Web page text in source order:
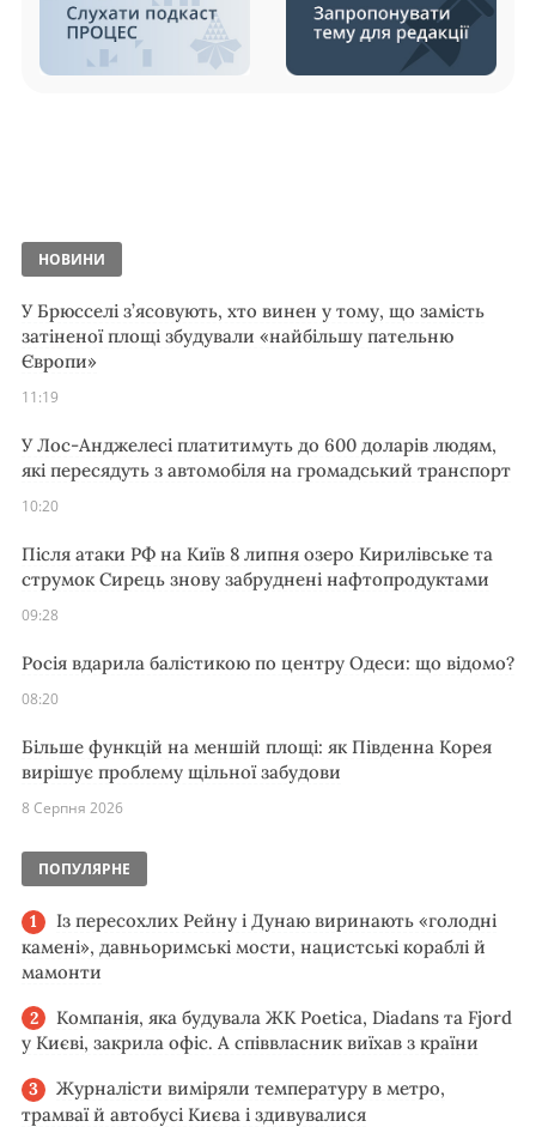
НОВИНИ
У Брюсселі з’ясовують, хто винен у тому, що замість
затіненої площі збудували «найбільшу пательню
Європи»
11:19
У Лос-Анджелесі платитимуть до 600 доларів людям,
які пересядуть з автомобіля на громадський транспорт
10:20
Після атаки РФ на Київ 8 липня озеро Кирилівське та
струмок Сирець знову забруднені нафтопродуктами
09:28
Росія вдарила балістикою по центру Одеси: що відомо?
08:20
Більше функцій на меншій площі: як Південна Корея
вирішує проблему щільної забудови
8 Серпня 2026
ПОПУЛЯРНЕ
Із пересохлих Рейну і Дунаю виринають «голодні
камені», давньоримські мости, нацистські кораблі й
мамонти
Компанія, яка будувала ЖК Poetica, Diadans та Fjord
у Києві, закрила офіс. А співвласник виїхав з країни
Журналісти виміряли температуру в метро,
трамваї й автобусі Києва і здивувалися